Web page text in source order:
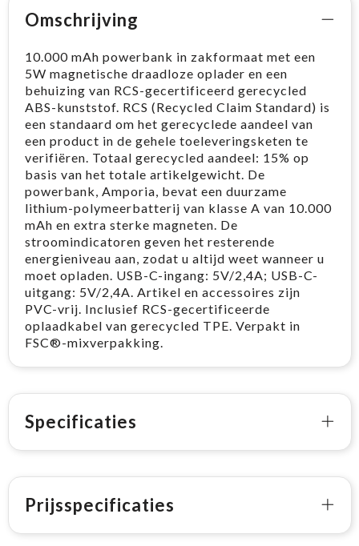
Omschrijving
10.000 mAh powerbank in zakformaat met een
5W magnetische draadloze oplader en een
behuizing van RCS-gecertificeerd gerecycled
ABS-kunststof. RCS (Recycled Claim Standard) is
een standaard om het gerecyclede aandeel van
een product in de gehele toeleveringsketen te
verifiëren. Totaal gerecycled aandeel: 15% op
basis van het totale artikelgewicht. De
powerbank, Amporia, bevat een duurzame
lithium-polymeerbatterij van klasse A van 10.000
mAh en extra sterke magneten. De
stroomindicatoren geven het resterende
energieniveau aan, zodat u altijd weet wanneer u
moet opladen. USB-C-ingang: 5V/2,4A; USB-C-
uitgang: 5V/2,4A. Artikel en accessoires zijn
PVC-vrij. Inclusief RCS-gecertificeerde
oplaadkabel van gerecycled TPE. Verpakt in
FSC®-mixverpakking.
Specificaties
Prijsspecificaties